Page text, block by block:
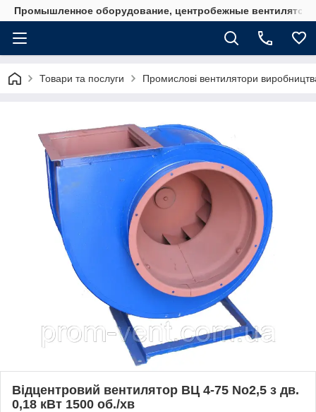
Промышленное оборудование, центробежные
Товари та послуги Промислові вентилятори
Відцентровий вентилятор ВЦ 4-75 No2,5 з дв.
0,18 кВт 1500 об./хв